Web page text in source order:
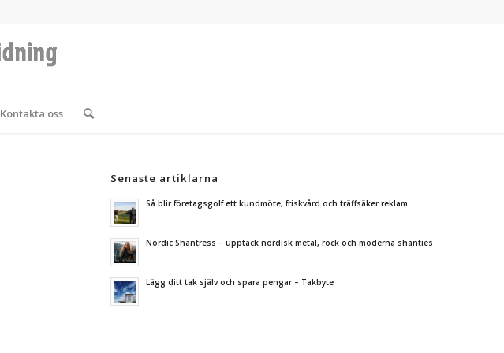
Kontakta oss
Senaste artiklarna
Så blir företagsgolf ett kundmöte, friskvård och träffsäker reklam
Nordic Shantress – upptäck nordisk metal, rock och moderna shanties
Lägg ditt tak själv och spara pengar – Takbyte